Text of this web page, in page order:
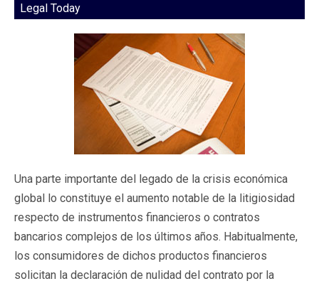
Legal Today
Una parte importante del legado de la crisis económica
global lo constituye el aumento notable de la litigiosidad
respecto de instrumentos financieros o contratos
bancarios complejos de los últimos años. Habitualmente,
los consumidores de dichos productos financieros
solicitan la declaración de nulidad del contrato por la